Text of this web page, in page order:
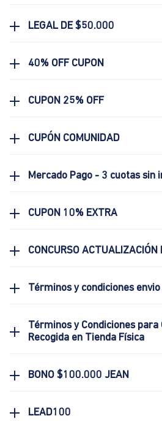
LEGAL DE $50.000
40% OFF CUPON
CUPON 25% OFF
CUPÓN COMUNIDAD
Mercado Pago - 3 cuotas
CUPON 10% EXTRA
CONCURSO ACTUALIZACIÓN
Términos y condiciones
Términos y Condiciones para
Recogida en Tienda Física
BONO $100.000 JEAN
LEAD100